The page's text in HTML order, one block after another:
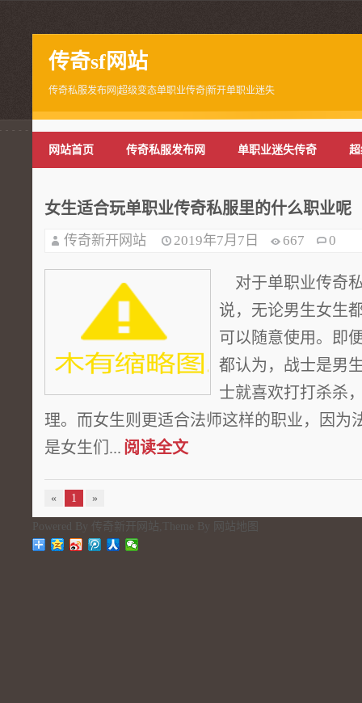
传奇sf网站
传奇私服发布网|超级变态单职业传奇|新开单职业迷失
网站首页 传奇私服发布网 单职业迷失传奇
女生适合玩单职业传奇私服里的什么职业呢
传奇新开网站 2019年7月7日 667 0
对于单职业传奇
说，无论男生女生
可以随意使用。即
都认为，战士是男
士就喜欢打打杀杀
理。而女生则更适合法师这样的职业，因为
是女生们... 阅读全文
« 1 »
Powered By 传奇新开网站 ,Theme By 网站地图